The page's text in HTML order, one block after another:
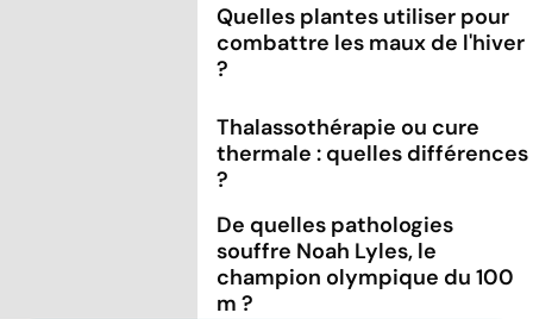
Quelles plantes utiliser pour
combattre les maux de l'hiver
?
Thalassothérapie ou cure
thermale : quelles différences
?
De quelles pathologies
souffre Noah Lyles, le
champion olympique du 100
m ?